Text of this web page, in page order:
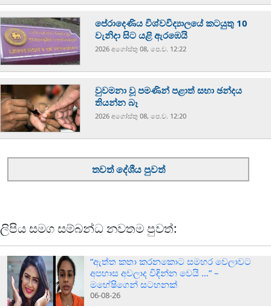
පේරාදෙණිය විශ්වවිද්‍යාලයේ කටයුතු 10
වැනිදා සිට යළි ඇරඹෙයි
2026 අගෝස්‍තු 08, පෙ.ව. 12:22
වුවමනා වූ පමණින් පළාත් සභා ඡන්දය
තියන්න බෑ
2026 අගෝස්‍තු 08, පෙ.ව. 12:20
තවත් දේශීය පුවත්
ලිපිය සමග සම්බන්ධ නවතම පුවත්:
“ඇත්ත කතා කරනකොට සමහර වෙලාවට
අපහාස අවලාද විඳින්න වෙයි …” –
මහේෂිගෙන් සටහනක්
06-08-26